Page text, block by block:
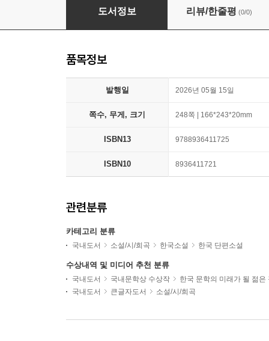
나쁜 의도는 없었습니다 (큰글자도서)
도서정보 리뷰/한줄평 (0/0)
품목정보
발행일 2026년 05월 15일
쪽수, 무게, 크기 248쪽 | 166*243*20mm
ISBN13 9788936411725
ISBN10 8936411721
관련분류
카테고리 분류
국내도서 소설/시/희곡 한국소설 한국 단편소설
수상내역 및 미디어 추천 분류
국내도서 국내문학상 수상작
한국 문학의 미래가 될 젊은
국내도서
큰글자도서 소설/시/희곡